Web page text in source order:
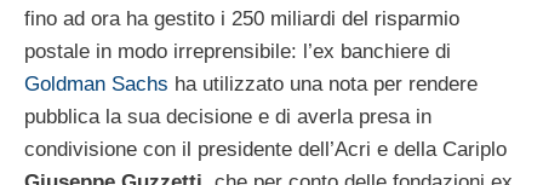
fino ad ora ha gestito i 250 miliardi del risparmio
postale in modo irreprensibile: l’ex banchiere di
Goldman Sachs ha utilizzato una nota per rendere
pubblica la sua decisione e di averla presa in
condivisione con il presidente dell’Acri e della Cariplo